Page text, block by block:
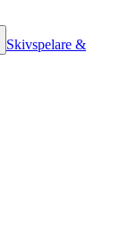
Skivspelare &